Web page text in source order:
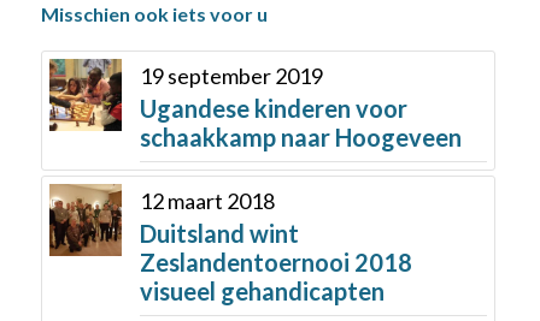
Misschien ook iets voor u
19 september 2019
Ugandese kinderen voor
schaakkamp naar Hoogeveen
12 maart 2018
Duitsland wint
Zeslandentoernooi 2018
visueel gehandicapten